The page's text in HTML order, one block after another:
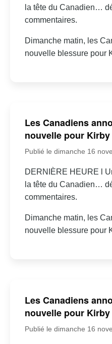
la tête du Canadien…
commentaires.
Dimanche matin, les
nouvelle blessure pour
Les Canadiens
nouvelle pour Kirby
Publié le dimanche 16
DERNIÈRE HEURE l
la tête du Canadien…
commentaires.
Dimanche matin, les
nouvelle blessure pour
Les Canadiens
nouvelle pour Kirby
Publié le dimanche 16